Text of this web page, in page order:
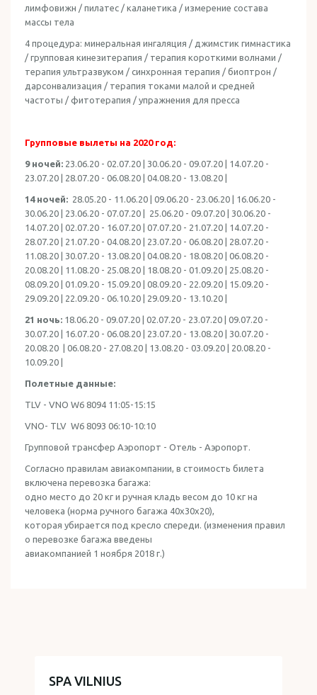
лимфовижн / пилатес / каланетика / измерение состава
массы тела
4 процедура: минеральная ингаляция / джимстик гимнастика
/ групповая кинезитерапия / терапия короткими волнами /
терапия ультразвуком / синхронная терапия / биоптрон /
дарсонвализация / терапия токами малой и средней
частоты / фитотерапия / упражнения для пресса
Групповые вылеты на 2020 год:
9 ночей: 23.06.20 - 02.07.20 | 30.06.20 - 09.07.20 | 14.07.20 -
23.07.20 | 28.07.20 - 06.08.20 | 04.08.20 - 13.08.20 |
14 ночей: 28.05.20 - 11.06.20 | 09.06.20 - 23.06.20 | 16.06.20 -
30.06.20 | 23.06.20 - 07.07.20 | 25.06.20 - 09.07.20 | 30.06.20 -
14.07.20 | 02.07.20 - 16.07.20 | 07.07.20 - 21.07.20 | 14.07.20 -
28.07.20 | 21.07.20 - 04.08.20 | 23.07.20 - 06.08.20 | 28.07.20 -
11.08.20 | 30.07.20 - 13.08.20 | 04.08.20 - 18.08.20 | 06.08.20 -
20.08.20 | 11.08.20 - 25.08.20 | 18.08.20 - 01.09.20 | 25.08.20 -
08.09.20 | 01.09.20 - 15.09.20 | 08.09.20 - 22.09.20 | 15.09.20 -
29.09.20 | 22.09.20 - 06.10.20 | 29.09.20 - 13.10.20 |
21 ночь: 18.06.20 - 09.07.20 | 02.07.20 - 23.07.20 | 09.07.20 -
30.07.20 | 16.07.20 - 06.08.20 | 23.07.20 - 13.08.20 | 30.07.20 -
20.08.20 | 06.08.20 - 27.08.20 | 13.08.20 - 03.09.20 | 20.08.20 -
10.09.20 |
Полетные данные:
TLV - VNO W6 8094 11:05-15:15
VNO- TLV W6 8093 06:10-10:10
Групповой трансфер Аэропорт - Отель - Аэропорт.
Согласно правилам авиакомпании, в стоимость билета
включена перевозка багажа:
одно место до 20 кг и ручная кладь весом до 10 кг на
человека (норма ручного багажа 40x30x20),
которая убирается под кресло спереди. (изменения правил
о перевозке багажа введены
авиакомпанией 1 ноября 2018 г.)
SPA VILNIUS